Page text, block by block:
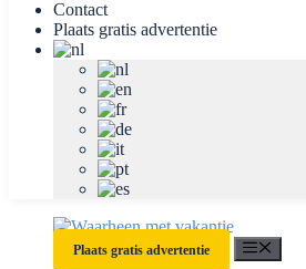
Contact
Plaats gratis advertentie
Plaats gratis advertentie